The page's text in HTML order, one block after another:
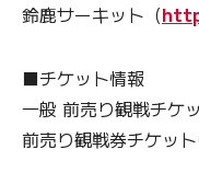
鈴鹿サーキット（
■チケット情報
一般 前売り観戦チケ
前売り観戦券チケッ